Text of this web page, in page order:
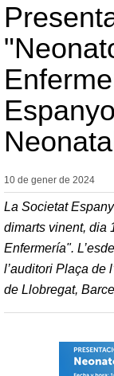
10 de gener de 2024
La Societat
dimarts vinent, dia
Enfermería".
l’auditori Plaça de
de Llobregat,